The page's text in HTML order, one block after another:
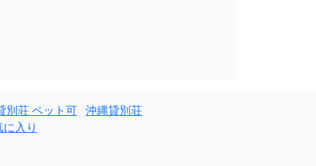
別荘 ペット可 沖縄貸別荘
入り